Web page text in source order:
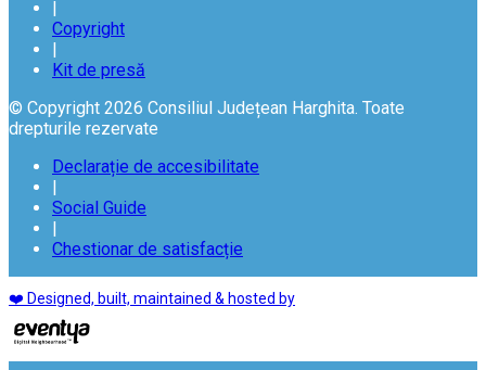
Copyright
Kit de presă
© Copyright 2026 Consiliul Județean Harghita. Toate
drepturile rezervate
Declarație de accesibilitate
Social Guide
Chestionar de satisfacție
❤️ Designed, built, maintained & hosted by